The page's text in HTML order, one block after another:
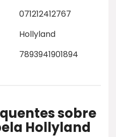
071212412767
Hollyland
7893941901894
sobre
Hollyland